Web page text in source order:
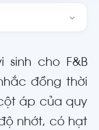
cho F&B
đồng thời
áp của quy
nhớt, có hạt